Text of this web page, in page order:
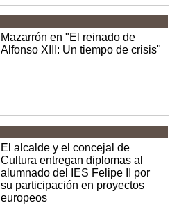
Mazarrón en "El reinado de
Alfonso XIII: Un tiempo de crisis"
El alcalde y el concejal de
Cultura entregan diplomas al
alumnado del IES Felipe II por
su participación en proyectos
europeos